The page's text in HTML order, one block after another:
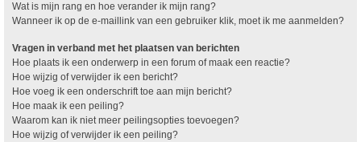
Wat is mijn rang en hoe verander ik mijn rang?
Wanneer ik op de e-maillink van een gebruiker klik, moet ik me aanmelden?
Vragen in verband met het plaatsen van berichten
Hoe plaats ik een onderwerp in een forum of maak een reactie?
Hoe wijzig of verwijder ik een bericht?
Hoe voeg ik een onderschrift toe aan mijn bericht?
Hoe maak ik een peiling?
Waarom kan ik niet meer peilingsopties toevoegen?
Hoe wijzig of verwijder ik een peiling?